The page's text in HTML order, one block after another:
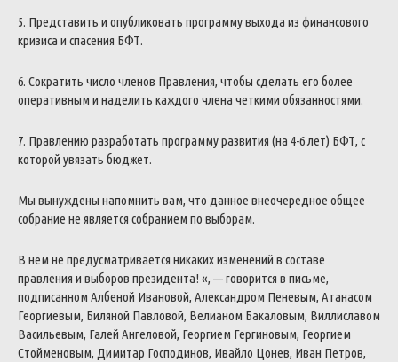
5. Представить и опубликовать программу выхода из финансового
кризиса и спасения БФТ.
6. Сократить число членов Правления, чтобы сделать его более
оперативным и наделить каждого члена четкими обязанностями.
7. Правлению разработать программу развития (на 4-6 лет) БФТ, с
которой увязать бюджет.
Мы вынуждены напомнить вам, что данное внеочередное общее
собрание не является собранием по выборам.
В нем не предусматривается никаких изменений в составе
правления и выборов президента! «, — говорится в письме,
подписанном Албеной Ивановой, Александром Пеневым, Атанасом
Георгиевым, Биляной Павловой, Велианом Бакаловым, Виллиславом
Васильевым, Галей Ангеловой, Георгием Гергиновым, Георгием
Стойменовым, Димитар Господинов, Ивайло Цонев, Иван Петров,